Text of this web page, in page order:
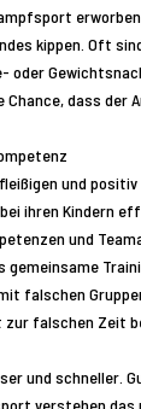
kippen. Oft
oder
dass der
und
ihren Kindern
und
gemeinsame
falschen
falschen Zeit
und schneller.
verstehen das